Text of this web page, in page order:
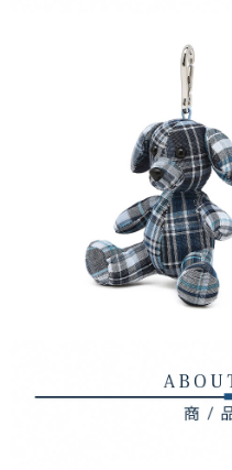
時審查核予不同之上限額度；若仍
５．嚴禁一人註冊多個帳號或使用
恩沛科技股份有限公司將有權停止